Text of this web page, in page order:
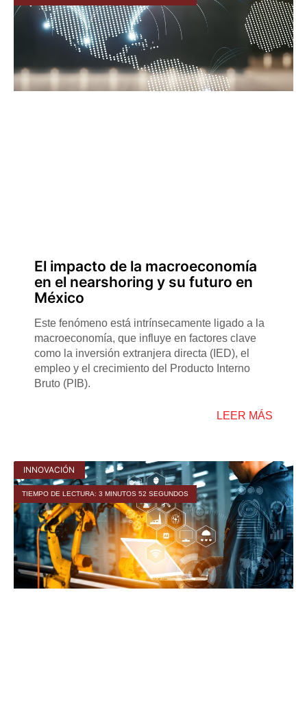
El impacto de la macroeconomía
en el nearshoring y su futuro en
México
Este fenómeno está intrínsecamente ligado a la
macroeconomía, que influye en factores clave
como la inversión extranjera directa (IED), el
empleo y el crecimiento del Producto Interno
Bruto (PIB).
LEER MÁS
INNOVACIÓN
TIEMPO DE LECTURA: 3 MINUTOS 52 SEGUNDOS